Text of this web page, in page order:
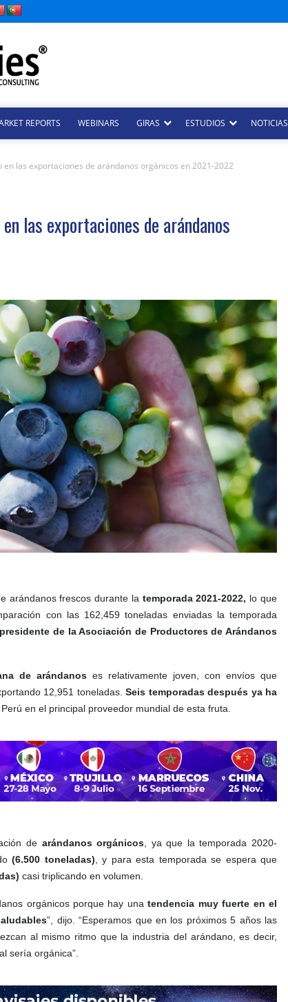
REPORTS WEBINARS GIRAS ESTUDIOS NOTICIAS
las exportaciones de arándanos orgánicos en 2021-2022
las exportaciones de arándanos
arándanos frescos durante la temporada 2021-2022, lo que
con las 162,459 toneladas enviadas la temporada
de la Asociación de Productores de Arándanos
de arándanos es relativamente joven, con envíos que
12,951 toneladas. Seis temporadas después ya ha
Perú en el principal proveedor mundial de esta fruta.
dearándanos orgánicos, ya que la temporada 2020-
(6.500 toneladas), y para esta temporada se espera que
casi triplicando en volumen.
orgánicos porque hay unatendencia muy fuerte en el
”, dijo. “Esperamos que en los próximos 5 años las
al mismo ritmo que la industria del arándano, es decir,
sería orgánica”.